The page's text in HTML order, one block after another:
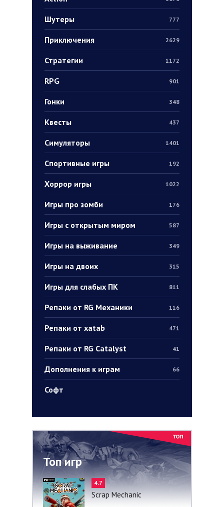
Шутеры 777
Приключения 2629
Стратегии 1172
RPG 901
Гонки 348
Квесты 437
Симуляторы 1401
Спортивные игры 192
Хоррор игры 1022
Игры про зомби 176
Игры с открытым миром 587
Игры на выживание 349
Игры на двоих 315
Игры для слабых ПК 811
Репаки от RG Механики 116
Репаки от xatab 471
Репаки от RG Catalyst 41
Дополнения к играм 66
Софт
Топ игр
4.7
Scrap Mechanic